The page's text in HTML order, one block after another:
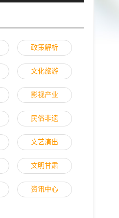
政策解析
文化旅游
影视产业
民俗非遗
文艺演出
文明甘肃
资讯中心